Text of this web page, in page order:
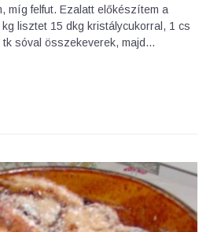
míg felfut. Ezalatt előkészítem a
lisztet 15 dkg kristálycukorral, 1 cs
sóval összekeverek, majd…